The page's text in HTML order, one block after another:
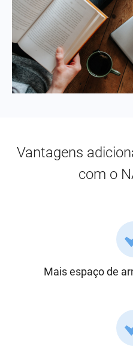
Vantagens
com o
Mais espaço de